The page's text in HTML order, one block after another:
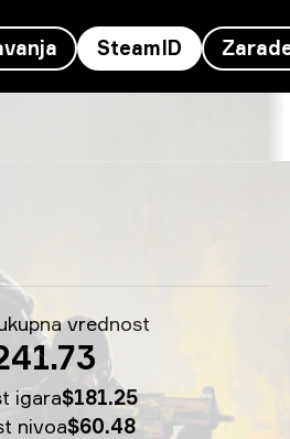
SteamID
vrednost
igara$181.25
nivoa$60.48